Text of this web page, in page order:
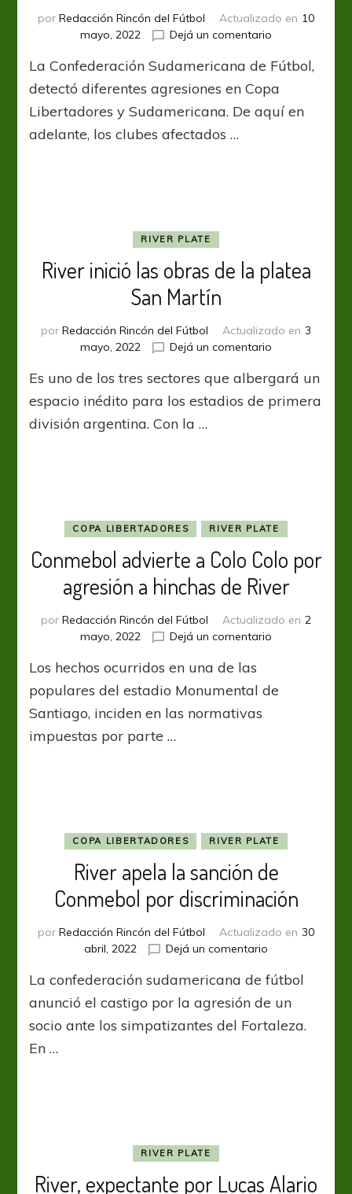
por Redacción Rincón del Fútbol Actualizado en 10
mayo, 2022
Dejá un comentario
ajusta
las
por
La Confederación Sudamericana de Fútbol,
detectó diferentes agresiones en Copa
Libertadores y Sudamericana. De aquí en
adelante, los clubes afectados …
RIVER PLATE
River inició las obras de la platea
San Martín
por Redacción Rincón del Fútbol Actualizado en 3
mayo, 2022
Dejá un comentario
inició
las
Es uno de los tres sectores que albergará un
espacio inédito para los estadios de primera
división argentina. Con la …
COPA LIBERTADORES RIVER PLATE
Conmebol advierte a Colo Colo por
agresión a hinchas de River
por Redacción Rincón del Fútbol Actualizado en 2
mayo, 2022
Dejá un comentario
a
Los hechos ocurridos en una de las
populares del estadio Monumental de
Santiago, inciden en las normativas
impuestas por parte …
COPA LIBERTADORES RIVER PLATE
River apela la sanción de
Conmebol por discriminación
por Redacción Rincón del Fútbol Actualizado en 30
abril, 2022
Dejá un comentario
apela
la
de
La confederación sudamericana de fútbol
anunció el castigo por la agresión de un
socio ante los simpatizantes del Fortaleza.
En …
RIVER PLATE
River, expectante por Lucas Alario